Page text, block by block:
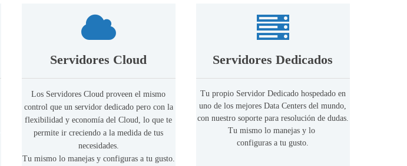
Servidores Cloud
Los Servidores Cloud proveen el mismo
control que un servidor dedicado pero con la
flexibilidad y economía del Cloud, lo que te
permite ir creciendo a la medida de tus
necesidades.
Tu mismo lo manejas y configuras a tu gusto.
Servidores Dedicados
Tu propio Servidor Dedicado hospedado en
uno de los mejores Data Centers del mundo,
con nuestro soporte para resolución de dudas.
Tu mismo lo manejas y lo
configuras a tu gusto.